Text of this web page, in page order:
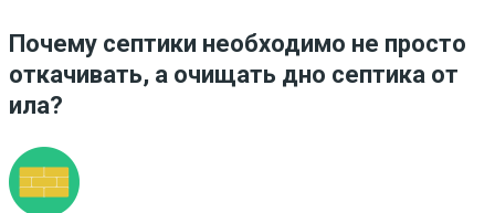
Почему септики необходимо не просто
откачивать, а очищать дно септика от
ила?